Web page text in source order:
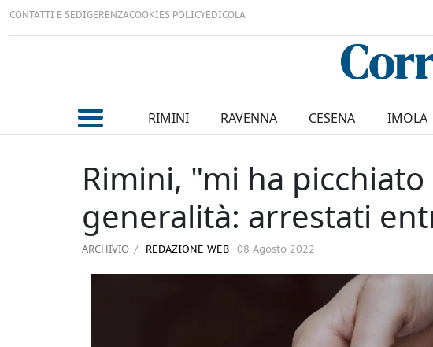
CONTATTI E SEDIGERENZACOOKIES POLICYEDICOLA
RIMINI RAVENNA CESENA IMOLA
Rimini, "mi ha
generalità: arrestati
ARCHIVIO REDAZIONE WEB 08 Agosto 2022